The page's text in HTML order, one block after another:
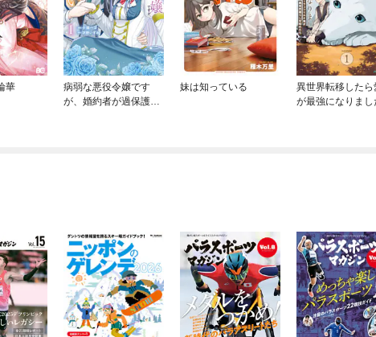
華
病弱な悪役令嬢です
が、婚約者が過保護す
妹は知っている
異世界転移したら
が最強になりまし